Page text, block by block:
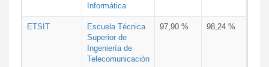
Informática
ETSIT
Escuela Técnica
Superior de
Ingeniería de
Telecomunicación
97,90 % 98,24 %